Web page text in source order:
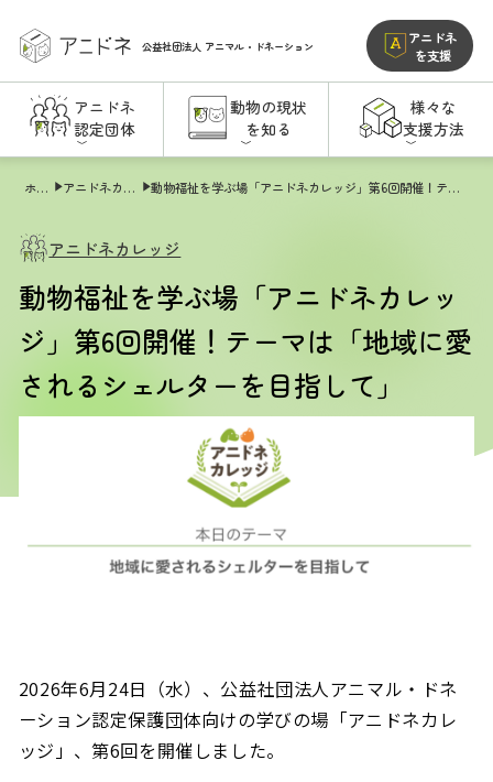
公益社団法人 アニマル・ドネーション
アニドネ
を支援
アニドネ
認定団体
動物の現状
を知る
様々な
支援方法
ホーム アニドネカレッジ 動物福祉を学ぶ場「アニドネカレッジ」第6回開催！テーマは「地域に愛されるシェルターを目指して」
アニドネカレッジ
動物福祉を学ぶ場「アニドネカレッ
ジ」第6回開催！テーマは「地域に愛
されるシェルターを目指して」
2026年6月24日（水）、公益社団法人アニマル・ドネ
ーション認定保護団体向けの学びの場「アニドネカレ
ッジ」、第6回を開催しました。